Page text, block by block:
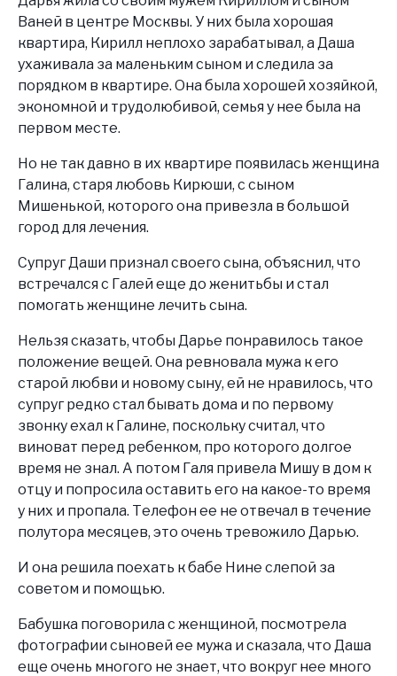
Ваней в центре Москвы. У них была хорошая
квартира, Кирилл неплохо зарабатывал, а Даша
ухаживала за маленьким сыном и следила за
порядком в квартире. Она была хорошей хозяйкой,
экономной и трудолюбивой, семья у нее была на
первом месте.
Но не так давно в их квартире появилась женщина
Галина, старя любовь Кирюши, с сыном
Мишенькой, которого она привезла в большой
город для лечения.
Супруг Даши признал своего сына, объяснил, что
встречался с Галей еще до женитьбы и стал
помогать женщине лечить сына.
Нельзя сказать, чтобы Дарье понравилось такое
положение вещей. Она ревновала мужа к его
старой любви и новому сыну, ей не нравилось, что
супруг редко стал бывать дома и по первому
звонку ехал к Галине, поскольку считал, что
виноват перед ребенком, про которого долгое
время не знал. А потом Галя привела Мишу в дом к
отцу и попросила оставить его на какое-то время
у них и пропала. Телефон ее не отвечал в течение
полутора месяцев, это очень тревожило Дарью.
И она решила поехать к бабе Нине слепой за
советом и помощью.
Бабушка поговорила с женщиной, посмотрела
фотографии сыновей ее мужа и сказала, что Даша
еще очень многого не знает, что вокруг нее много